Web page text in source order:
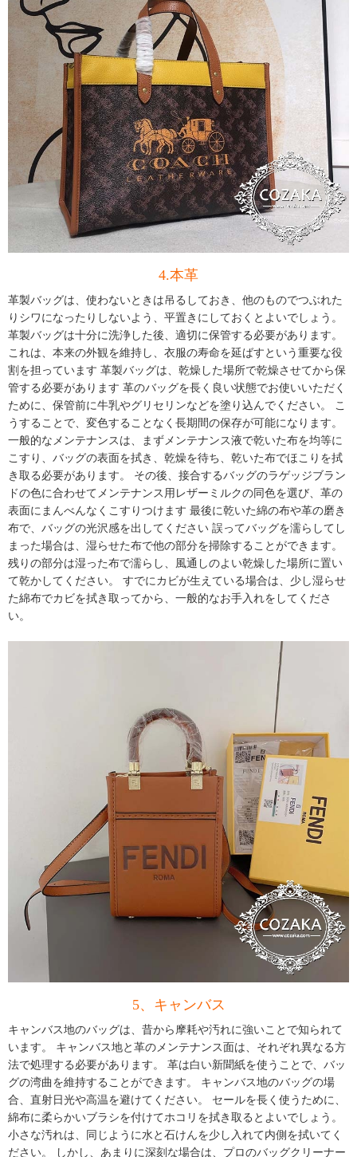
4.本革
革製バッグは、使わないときは吊るしておき、他のものでつぶれた
りシワになったりしないよう、平置きにしておくとよいでしょう。
革製バッグは十分に洗浄した後、適切に保管する必要があります。
これは、本来の外観を維持し、衣服の寿命を延ばすという重要な役
割を担っています 革製バッグは、乾燥した場所で乾燥させてから保
管する必要があります 革のバッグを長く良い状態でお使いいただく
ために、保管前に牛乳やグリセリンなどを塗り込んでください。 こ
うすることで、変色することなく長期間の保存が可能になります。
一般的なメンテナンスは、まずメンテナンス液で乾いた布を均等に
こすり、バッグの表面を拭き、乾燥を待ち、乾いた布でほこりを拭
き取る必要があります。 その後、接合するバッグのラゲッジブラン
ドの色に合わせてメンテナンス用レザーミルクの同色を選び、革の
表面にまんべんなくこすりつけます 最後に乾いた綿の布や革の磨き
布で、バッグの光沢感を出してください 誤ってバッグを濡らしてし
まった場合は、湿らせた布で他の部分を掃除することができます。
残りの部分は湿った布で濡らし、風通しのよい乾燥した場所に置い
て乾かしてください。 すでにカビが生えている場合は、少し湿らせ
た綿布でカビを拭き取ってから、一般的なお手入れをしてくださ
い。
5、キャンバス
キャンバス地のバッグは、昔から摩耗や汚れに強いことで知られて
います。 キャンバス地と革のメンテナンス面は、それぞれ異なる方
法で処理する必要があります。 革は白い新聞紙を使うことで、バッ
グの湾曲を維持することができます。 キャンバス地のバッグの場
合、直射日光や高温を避けてください。 セールを長く使うために、
綿布に柔らかいブラシを付けてホコリを拭き取るとよいでしょう。
小さな汚れは、同じように水と石けんを少し入れて内側を拭いてく
ださい。 しかし、あまりに深刻な場合は、プロのバッグクリーナー